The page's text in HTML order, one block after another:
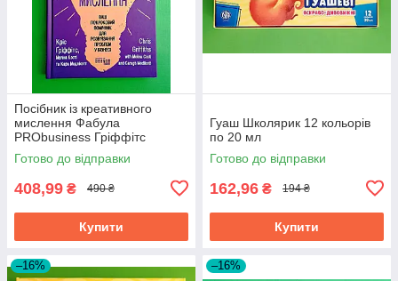
Посібник із креативного
мислення Фабула
PRObusiness Гріффітс
фіолетова
Готово до відправки
408,99 ₴ 490 ₴
Купити
Гуаш Школярик 12 кольорів
по 20 мл
Готово до відправки
162,96 ₴ 194 ₴
Купити
–16% –16%